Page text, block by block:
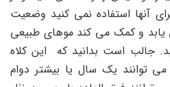
آنها استفاده نمی کنید وضعیت
و کمک می کند موهای طبیعی
جالب است بدانید که این کلاه
توانند یک سال یا بیشتر دوام